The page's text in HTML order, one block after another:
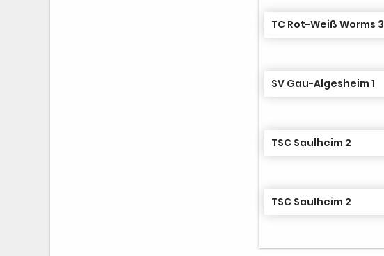
TC Rot-Weiß Worms 3
SV Gau-Algesheim 1
TSC Saulheim 2
TSC Saulheim 2